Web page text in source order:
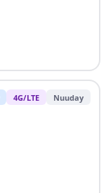
4G/LTE Nuuday